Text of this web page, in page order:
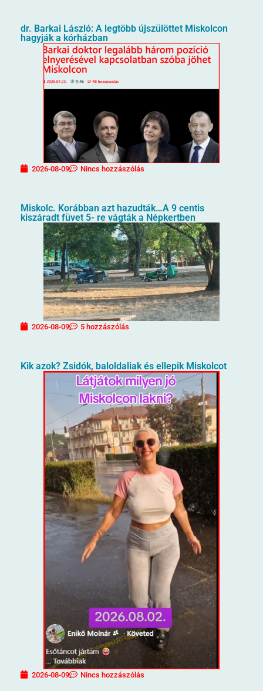
dr. Barkai László: A legtöbb újszülöttet Miskolcon
hagyják a kórházban
2026-08-09 Nincs hozzászólás
Miskolc. Korábban azt hazudták…A 9 centis
kiszáradt füvet 5- re vágták a Népkertben
2026-08-09 5 hozzászólás
Kik azok? Zsidók, baloldaliak és ellepik Miskolcot
2026-08-09 Nincs hozzászólás